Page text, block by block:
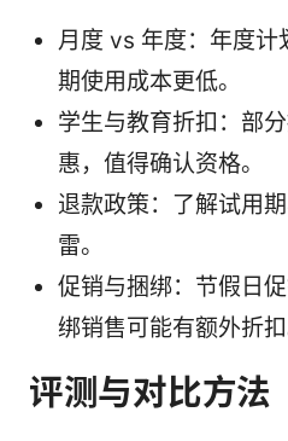
月度 vs 年度：年度计
期使用成本更低。
学生与教育折扣：部
惠，值得确认资格。
退款政策：了解试用
雷。
促销与捆绑：节假日
绑销售可能有额外折扣
评测与对比方法